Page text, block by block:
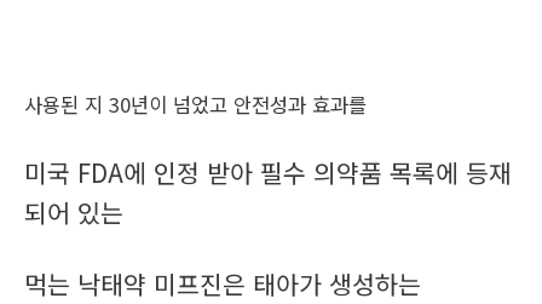
사용된 지 30년이 넘었고 안전성과 효과를
미국 FDA에 인정 받아 필수 의약품 목록에 등재
되어 있는
먹는 낙태약 미프진은 태아가 생성하는